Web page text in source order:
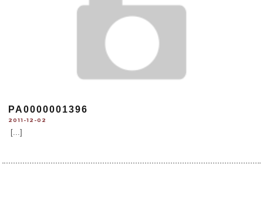
PA0000001396
2011-12-02
[...]